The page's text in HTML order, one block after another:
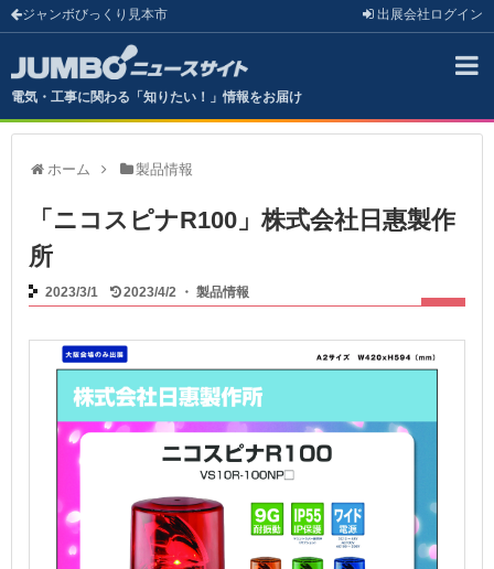
ジャンボびっくり見本市 出展会社 ログイン
電気・工事に関わる「知りたい！」情報をお届け
ホーム 製品情報
「ニコスピナR100」株式会社日惠製作
所
2023/3/1 2023/4/2 ・製品情報